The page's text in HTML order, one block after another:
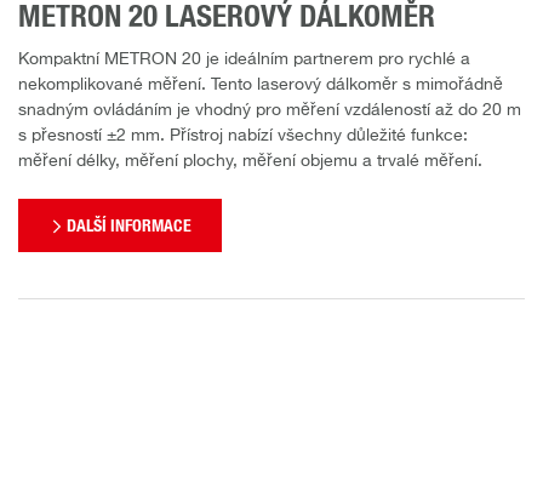
METRON 20 LASEROVÝ DÁLKOMĚR
Kompaktní METRON 20 je ideálním partnerem pro rychlé a
nekomplikované měření. Tento laserový dálkoměr s mimořádně
snadným ovládáním je vhodný pro měření vzdáleností až do 20 m
s přesností ±2 mm. Přístroj nabízí všechny důležité funkce:
měření délky, měření plochy, měření objemu a trvalé měření.
DALŠÍ INFORMACE